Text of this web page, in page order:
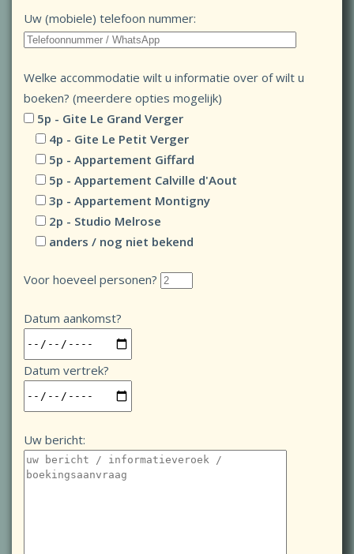
Uw (mobiele) telefoon nummer:
Welke accommodatie wilt u informatie over of wilt u
boeken? (meerdere opties mogelijk)
5p - Gite Le Grand Verger
4p - Gite Le Petit Verger
5p - Appartement Giffard
5p - Appartement Calville d'Aout
3p - Appartement Montigny
2p - Studio Melrose
anders / nog niet bekend
Voor hoeveel personen?
Datum aankomst?
Datum vertrek?
Uw bericht: